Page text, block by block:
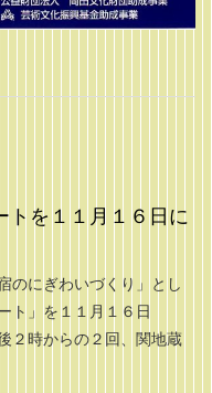
トを１１月１６日に
のにぎわいづくり」とし
ト」を１１月１６日
２時からの２回、関地蔵